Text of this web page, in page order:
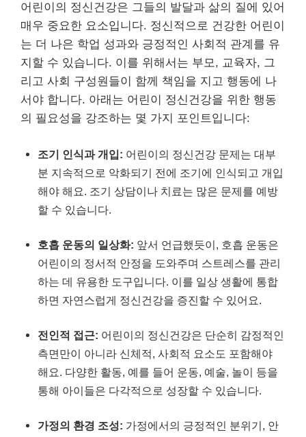
어린이의 정신건강은 그들의 발달과 삶의 질에 있어
매우 중요한 요소입니다. 정신적으로 건강한 어린이
는 더 나은 학업 성과와 긍정적인 사회적 관계를 유
지할 수 있습니다. 이를 위해서는 부모, 교육자, 그
리고 사회 구성원들이 함께 책임을 지고 행동에 나
서야 합니다. 아래는 어린이 정신건강을 위한 행동
의 필요성을 강조하는 몇 가지 포인트입니다:
조기 인식과 개입: 어린이의 정신건강 문제는 대부
분 지속적으로 악화되기 전에 조기에 인식되고 개입
해야 해요. 조기 상담이나 치료는 많은 문제를 예방
할 수 있습니다.
호흡 운동의 일상화: 앞서 언급했듯이, 호흡 운동은
어린이의 정서적 안정을 도와주며 스트레스를 관리
하는 데 유용한 도구입니다. 이를 일상 생활에 통합
하면 자연스럽게 정신건강을 증진할 수 있어요.
전인적 접근: 어린이의 정신건강은 단순히 감정적인
측면만이 아니라 신체적, 사회적 요소도 포함해야
해요. 다양한 활동, 예를 들어 운동, 예술, 놀이 등을
통해 아이들은 다각적으로 성장할 수 있습니다.
가정의 환경 조성: 가정에서의 긍정적인 분위기, 안